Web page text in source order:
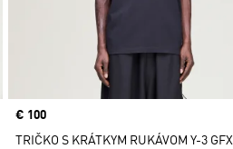
Price
€ 100
TRIČKO S KRÁTKYM RUKÁVOM Y-3 GFX